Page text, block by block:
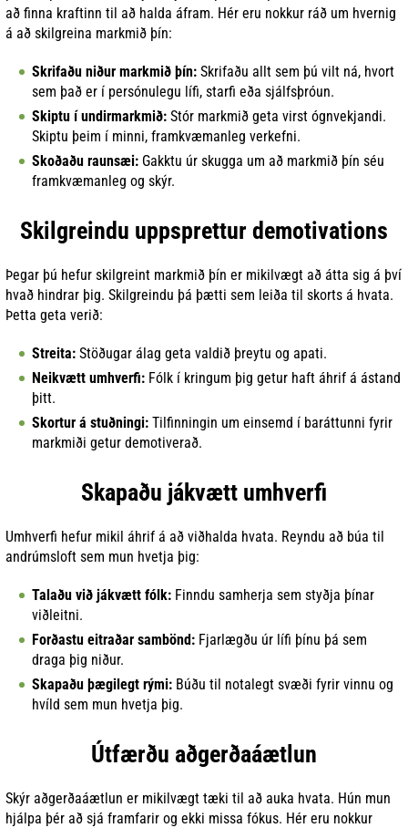
að finna kraftinn til að halda áfram. Hér eru nokkur ráð um hvernig
á að skilgreina markmið þín:
Skrifaðu niður markmið þín: Skrifaðu allt sem þú vilt ná, hvort
sem það er í persónulegu lífi, starfi eða sjálfsþróun.
Skiptu í undirmarkmið: Stór markmið geta virst ógnvekjandi.
Skiptu þeim í minni, framkvæmanleg verkefni.
Skoðaðu raunsæi: Gakktu úr skugga um að markmið þín séu
framkvæmanleg og skýr.
Skilgreindu uppsprettur demotivations
Þegar þú hefur skilgreint markmið þín er mikilvægt að átta sig á því
hvað hindrar þig. Skilgreindu þá þætti sem leiða til skorts á hvata.
Þetta geta verið:
Streita: Stöðugar álag geta valdið þreytu og apati.
Neikvætt umhverfi: Fólk í kringum þig getur haft áhrif á ástand
þitt.
Skortur á stuðningi: Tilfinningin um einsemd í baráttunni fyrir
markmiði getur demotiverað.
Skapaðu jákvætt umhverfi
Umhverfi hefur mikil áhrif á að viðhalda hvata. Reyndu að búa til
andrúmsloft sem mun hvetja þig:
Talaðu við jákvætt fólk: Finndu samherja sem styðja þínar
viðleitni.
Forðastu eitraðar sambönd: Fjarlægðu úr lífi þínu þá sem
draga þig niður.
Skapaðu þægilegt rými: Búðu til notalegt svæði fyrir vinnu og
hvíld sem mun hvetja þig.
Útfærðu aðgerðaáætlun
Skýr aðgerðaáætlun er mikilvægt tæki til að auka hvata. Hún mun
hjálpa þér að sjá framfarir og ekki missa fókus. Hér eru nokkur